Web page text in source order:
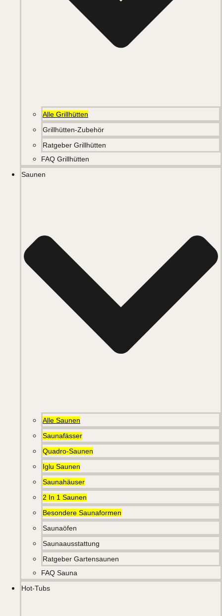
Alle Grillhütten
Grillhütten-Zubehör
Ratgeber Grillhütten
FAQ Grillhütten
Saunen
Alle Saunen
Saunafässer
Quadro-Saunen
Iglu Saunen
Saunahäuser
2 In 1 Saunen
Besondere Saunaformen
Saunaöfen
Saunaausstattung
Ratgeber Gartensaunen
FAQ Sauna
Hot-Tubs